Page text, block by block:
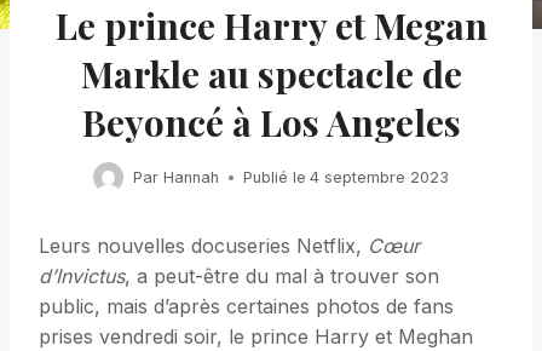
Le prince Harry et Megan
Markle au spectacle de
Beyoncé à Los Angeles
Par Hannah Publié le 4 septembre 2023
Leurs nouvelles docuseries Netflix, Cœur
d’Invictus, a peut-être du mal à trouver son
public, mais d’après certaines photos de fans
prises vendredi soir, le prince Harry et Meghan